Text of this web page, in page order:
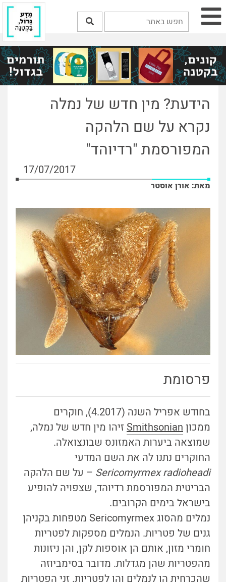
הידעת? מין חדש של נמלה
נקרא על שם הלהקה
המפורסמת "רדיוהד"
17/07/2017
מאת: אורן אוסטר
פרסומת
בחודש אפריל השנה (4.2017), חוקרים
ממכון Smithsonian זיהו מין חדש של נמלה,
שמוצאה ביערות האמזונס שבונצואלה.
החוקרים נתנו לה את השם המדעי
Sericomyrmex radioheadi – על שם הלהקה
הבריטית המפורסמת רדיוהד, שצפויה להופיע
בישראל בימים הקרובים.
נמלים מהסוג Sericomyrmex מטפחות בקניהן
גנים של פטריות. הנמלים מספקות לפטריות
חומרי מזון, אותם הן אוספות לקן, והן ניזונות
מהפטריות שהן מגדלות. מדובר בסימביוזה
שהכרחית הן לנמלים והן לפטריות. זני הפטריות